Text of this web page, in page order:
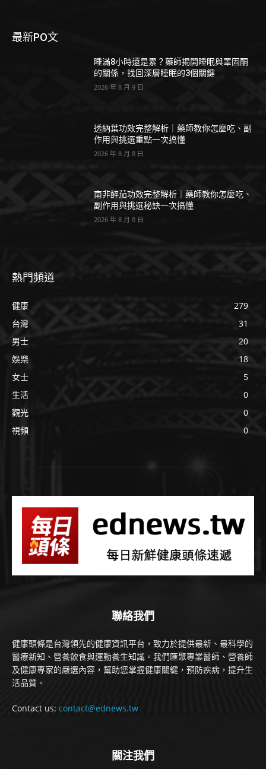
最新PO文
睡滿8小時還是累？藥師揭開睡眠與睪固酮
的關係，找回深層睡眠的3個關鍵
2026 年 8 月 9 日
透納葉功效完整解析｜藥師教你怎麼吃、副
作用與挑選重點一次搞懂
2026 年 8 月 8 日
南非醉茄功效完整解析｜藥師教你怎麼吃、
副作用與挑選秘訣一次搞懂
2026 年 8 月 8 日
熱門頻道
健康
279
台灣
31
男士
20
娛樂
18
女士
5
生活
0
觀光
0
視頻
0
聯絡我們
健康頭條是台灣領先的健康資訊平台，致力於提供最新、最科學的
醫療新知、營養飲食與運動養生知識。我們匯聚專業醫師、營養師
及健康專家的嚴選內容，幫助您掌握健康關鍵，預防疾病，提升生
活品質。
Contact us: contact@ednews.tw
關注我們